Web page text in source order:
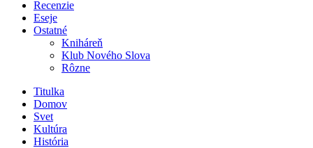
Recenzie
Eseje
Ostatné
Kniháreň
Klub Nového Slova
Rôzne
Titulka
Domov
Svet
Kultúra
História